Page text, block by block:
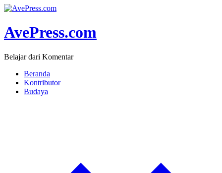
AvePress.com
Belajar dari Komentar
Beranda
Kontributor
Budaya